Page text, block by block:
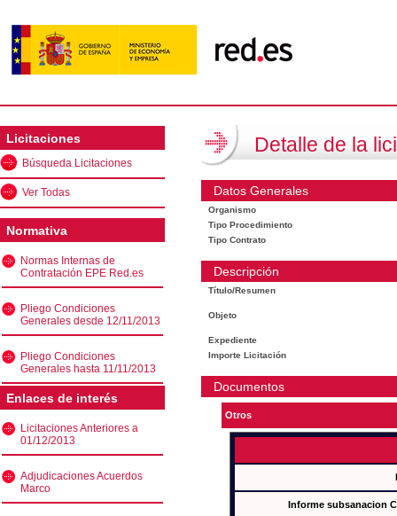
Licitaciones
Búsqueda Licitaciones
Ver Todas
Normativa
Normas Internas de
Contratación EPE Red.es
Pliego Condiciones
Generales desde 12/11/2013
Pliego Condiciones
Generales hasta 11/11/2013
Enlaces de interés
Licitaciones Anteriores a
01/12/2013
Adjudicaciones Acuerdos
Marco
Detalle de la
Datos Generales
Organismo
Tipo Procedimiento
Tipo Contrato
Descripción
Título/Resumen
Objeto
Expediente
Importe Licitación
Documentos
Otros
Informe subsanacion